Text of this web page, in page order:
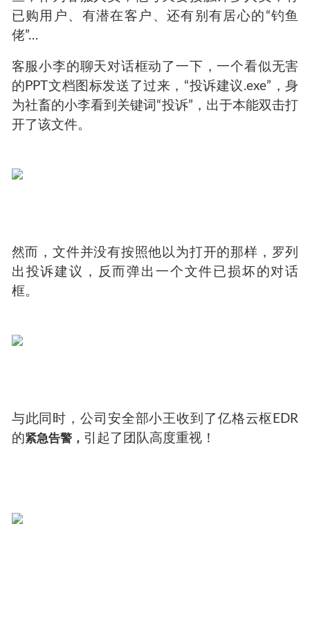
已购用户、有潜在客户、还有别有居心的“钓鱼
佬”…
客服小李的聊天对话框动了一下，一个看似无害
的PPT文档图标发送了过来，“投诉建议.exe”，身
为社畜的小李看到关键词“投诉”，出于本能双击打
开了该文件。
然而，文件并没有按照他以为打开的那样，罗列
出投诉建议，反而弹出一个文件已损坏的对话
框。
与此同时，公司安全部小王收到了亿格云枢EDR
的紧急告警， 引起了团队高度重视！